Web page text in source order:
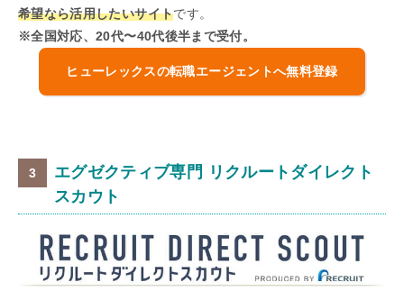
希望なら活用したいサイトです。
※全国対応、20代〜40代後半まで受付。
ヒューレックスの転職エージェントへ無料登録
エグゼクティブ専門 リクルートダイレクト
スカウト